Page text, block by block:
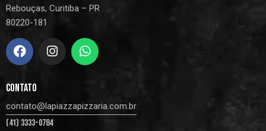
Rebouças, Curitiba – PR
80220-181
CONTATO
contato@lapiazzapizzaria.com.br
(41) 3333-0784